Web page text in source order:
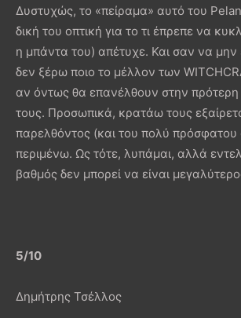
Δυστυχώς, το «πείραμα» αυτό του
δική του οπτική για το τι έπρεπε να
η μπάντα του) απέτυχε. Και σαν να
δεν ξέρω ποιο το μέλλον των
αν όντως θα επανέλθουν στην
τους. Προσωπικά, κρατάω τους
παρελθόντος (και του πολύ πρόσφατου
περιμένω. Ως τότε, λυπάμαι, αλλά
βαθμός δεν μπορεί να είναι
5/10
Δημήτρης Τσέλλος